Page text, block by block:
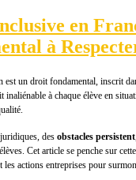
en
à
est un droit fondamental, inscrit
à chaque élève en
des obstacles persistent
Cet article se penche sur
les actions entreprises pour